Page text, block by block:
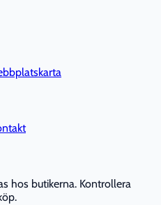
hos butikerna. Kontrollera